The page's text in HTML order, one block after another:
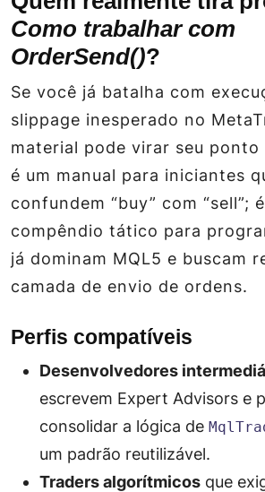
Como trabalhar com
OrderSend()?
Se você já batalha com
slippage inesperado no
material pode virar seu ponto
é um manual para iniciantes
confundem “buy” com “sell”;
compêndio tático para
já dominam MQL5 e buscam
camada de envio de ordens.
Perfis compatíveis
Desenvolvedores
escrevem Expert Advisors e
consolidar a lógica de
um padrão reutilizável.
Traders algorítmicos que